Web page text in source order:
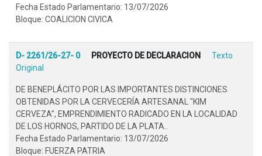
Fecha Estado Parlamentario: 13/07/2026
Bloque: COALICION CIVICA
D- 2261/26-27- 0 PROYECTO DE DECLARACION
Texto
Original
DE BENEPLÁCITO POR LAS IMPORTANTES DISTINCIONES
OBTENIDAS POR LA CERVECERÍA ARTESANAL "KIM
CERVEZA", EMPRENDIMIENTO RADICADO EN LA LOCALIDAD
DE LOS HORNOS, PARTIDO DE LA PLATA..
Fecha Estado Parlamentario: 13/07/2026
Bloque: FUERZA PATRIA